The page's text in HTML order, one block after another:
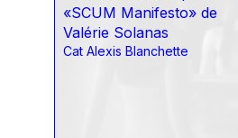
«SCUM Manifesto» de
Valérie Solanas
Cat Alexis Blanchette